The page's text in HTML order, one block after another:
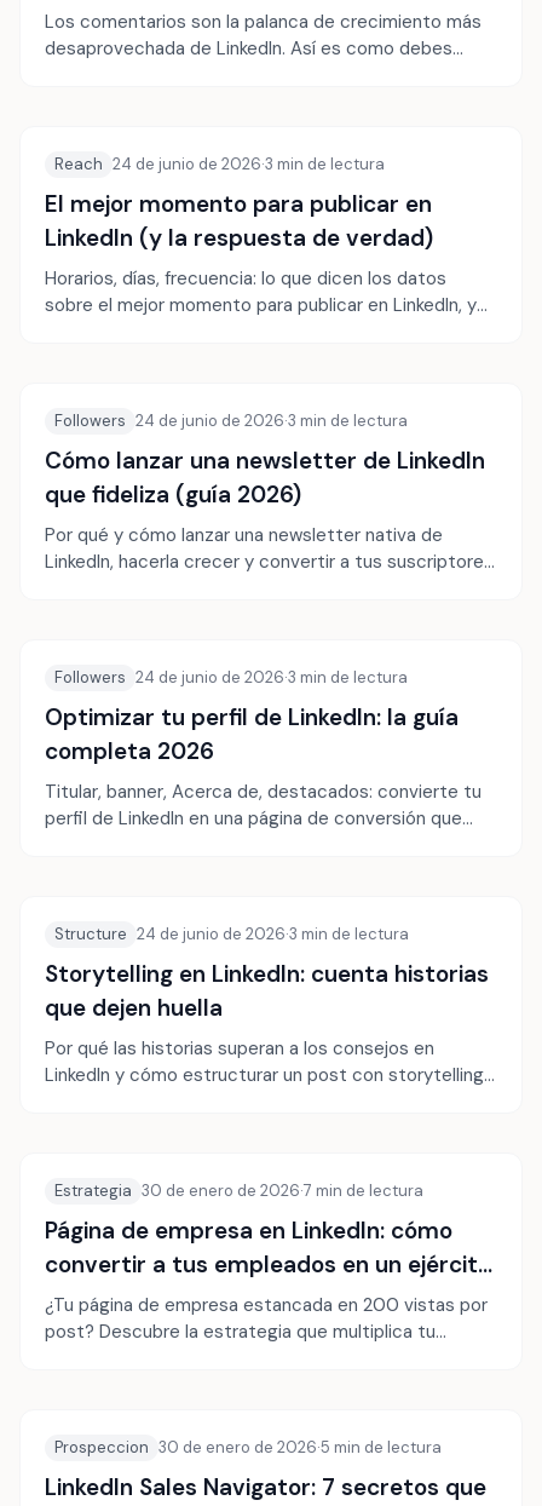
Los comentarios son la palanca de crecimiento más
desaprovechada de LinkedIn. Así es como debes
Reach 24 de junio de 2026·3 min de lectura
El mejor momento para publicar en
LinkedIn (y la respuesta de verdad)
Horarios, días, frecuencia: lo que dicen los datos
sobre el mejor momento para publicar en LinkedIn, y
Followers 24 de junio de 2026·3 min de lectura
Cómo lanzar una newsletter de LinkedIn
que fideliza (guía 2026)
Por qué y cómo lanzar una newsletter nativa de
LinkedIn, hacerla crecer y convertir a tus suscriptores
Followers 24 de junio de 2026·3 min de lectura
Optimizar tu perfil de LinkedIn: la guía
completa 2026
Titular, banner, Acerca de, destacados: convierte tu
perfil de LinkedIn en una página de conversión que
Structure 24 de junio de 2026·3 min de lectura
Storytelling en LinkedIn: cuenta historias
que dejen huella
Por qué las historias superan a los consejos en
LinkedIn y cómo estructurar un post con storytelling
Estrategia 30 de enero de 2026·7 min de lectura
Página de empresa en LinkedIn: cómo
convertir a tus empleados en un ejército
de embajadores
¿Tu página de empresa estancada en 200 vistas por
post? Descubre la estrategia que multiplica tu
Prospeccion 30 de enero de 2026·5 min de lectura
LinkedIn Sales Navigator: 7 secretos que